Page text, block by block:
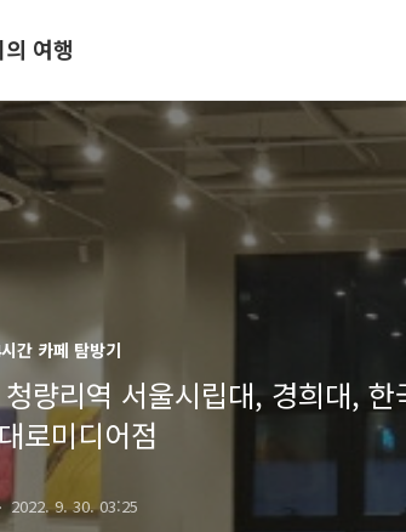
여행
간 카페 탐방기
량리역 서울시립대, 경희대,
로미디어점
2022. 9. 30. 03:25